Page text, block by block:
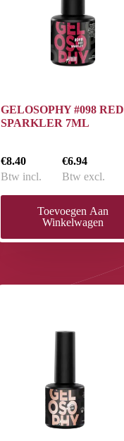
GELOSOPHY #098 RED
SPARKLER 7ML
€8.40
Btw incl.
€6.94
Btw excl.
Toevoegen Aan
Winkelwagen